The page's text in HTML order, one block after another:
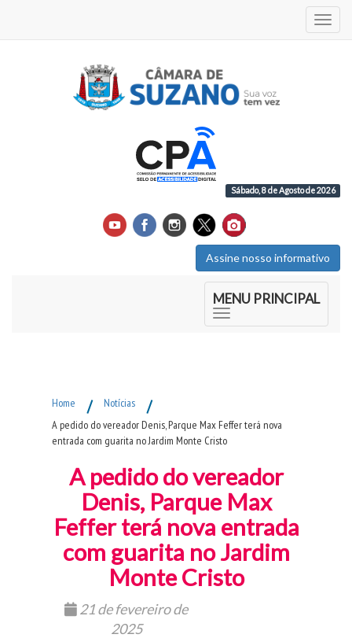
Sábado, 8 de Agosto de 2026
Assine nosso informativo
MENU PRINCIPAL
Home / Notícias /
A pedido do vereador Denis, Parque Max Feffer terá nova
entrada com guarita no Jardim Monte Cristo
A pedido do vereador
Denis, Parque Max
Feffer terá nova entrada
com guarita no Jardim
Monte Cristo
21 de fevereiro de
2025